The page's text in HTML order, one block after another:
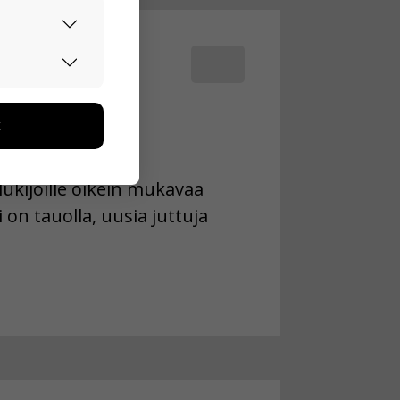
oikein mukavaa
on tauolla, uusia juttuja
kerätään
Emme